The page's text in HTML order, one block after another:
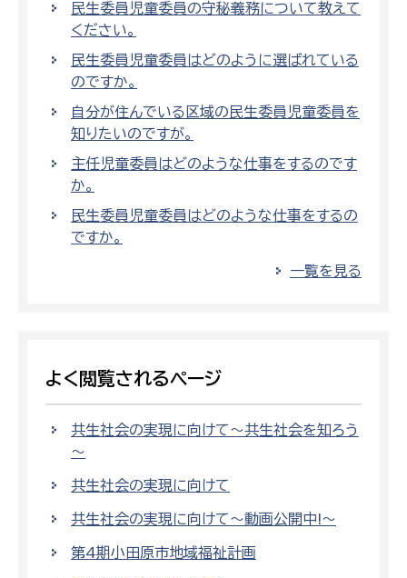
民生委員児童委員の守秘義務について教えて
ください。
民生委員児童委員はどのように選ばれている
のですか。
自分が住んでいる区域の民生委員児童委員を
知りたいのですが。
主任児童委員はどのような仕事をするのです
か。
民生委員児童委員はどのような仕事をするの
ですか。
一覧を見る
よく閲覧されるページ
共生社会の実現に向けて～共生社会を知ろう
～
共生社会の実現に向けて
共生社会の実現に向けて～動画公開中!～
第4期小田原市地域福祉計画